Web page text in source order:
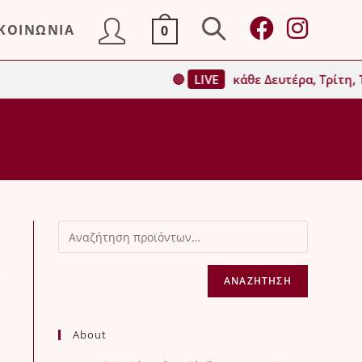
0 Toggle
website
🔴 LIVE κάθε Δευτέρα, Τρίτη,
ΑΝΑΖΉΤΗΣΗ
About